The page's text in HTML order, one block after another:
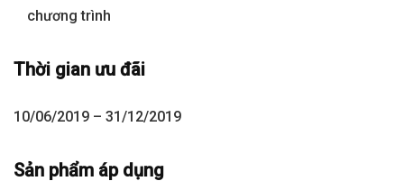
chương trình
Thời gian ưu đãi
10/06/2019 – 31/12/2019
Sản phẩm áp dụng